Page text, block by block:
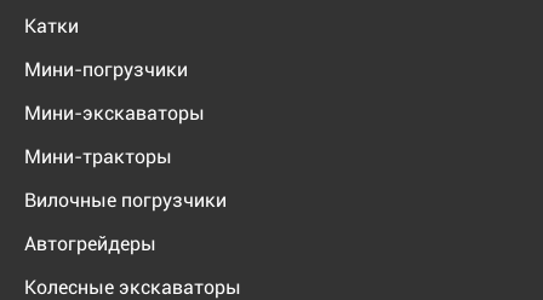
Катки
Мини-погрузчики
Мини-экскаваторы
Мини-тракторы
Вилочные погрузчики
Автогрейдеры
Колесные экскаваторы